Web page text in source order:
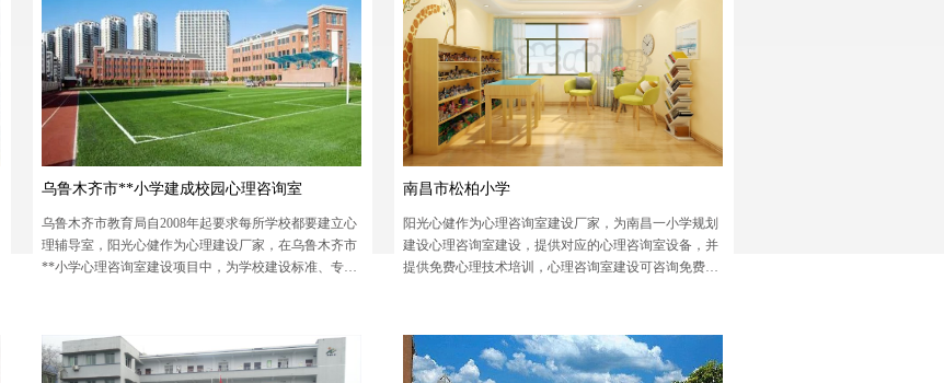
乌鲁木齐市**小学建成校园心理咨询室
乌鲁木齐市教育局自2008年起要求每所学校都要建立心
理辅导室，阳光心健作为心理建设厂家，在乌鲁木齐市
**小学心理咨询室建设项目中，为学校建设标准、专业
南昌市松柏小学
阳光心健作为心理咨询室建设厂家，为南昌一小学规划
建设心理咨询室建设，提供对应的心理咨询室设备，并
提供免费心理技术培训，心理咨询室建设可咨询免费服